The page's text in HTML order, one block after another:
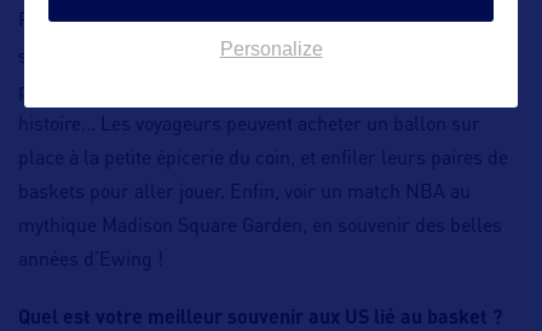
Pour toute sa culture Street Basket, de nombreux tournois
sont organisés en été de Harlem àBrooklyn
playgrounds, selon les quartiers ; chaque quartier a son
histoire… Les voyageurs peuvent acheter un ballon sur
place à la petite épicerie du coin, et enfiler leurs paires de
baskets pour aller jouer. Enfin, voir un match NBA au
mythique Madison Square Garden, en souvenir des belles
années d’Ewing !
Quel est votre meilleur souvenir aux US lié au basket ?
Personalize